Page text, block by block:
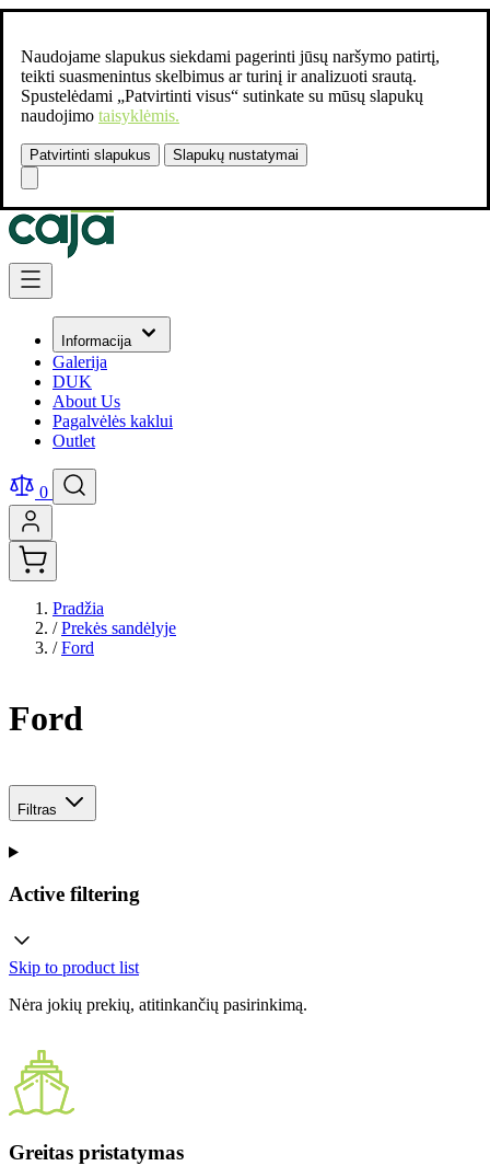
Naudojame slapukus siekdami pagerinti jūsų naršymo patirtį,
teikti suasmenintus skelbimus ar turinį ir analizuoti srautą.
Spustelėdami „Patvirtinti visus“ sutinkate su mūsų slapukų
naudojimo taisyklėmis.
Patvirtinti slapukus Slapukų nustatymai
Susisiekite:
Skip to Content
Informacija
Galerija
DUK
About Us
Pagalvėlės kaklui
Outlet
0
Pradžia
/ Prekės sandėlyje
/ Ford
Ford
Filtras
Active filtering
Skip to product list
Nėra jokių prekių, atitinkančių pasirinkimą.
Greitas pristatymas